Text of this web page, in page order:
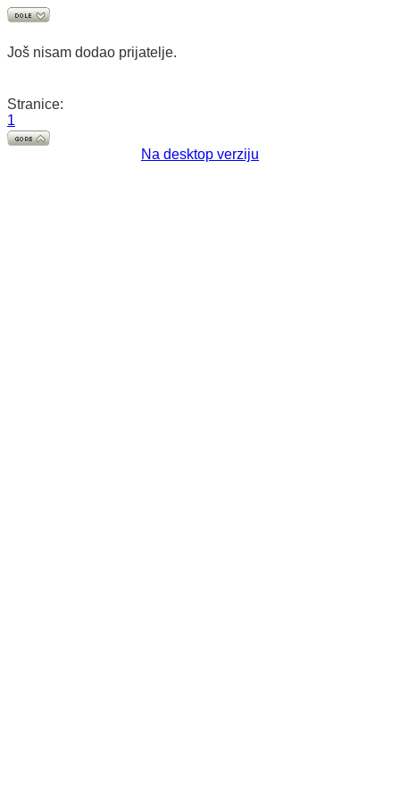
Još nisam dodao prijatelje.
Stranice:
1
Na desktop verziju